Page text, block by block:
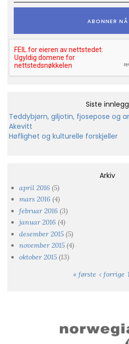
Siste innlegg
Teddybjørn, giljotin, fjosepose og
Akevitt
Høflighet og kulturelle forskjeller
Arkiv
april 2016 (5)
mars 2016 (4)
februar 2016 (3)
januar 2016 (4)
desember 2015 (5)
november 2015 (4)
oktober 2015 (13)
« første ‹ forrige 1